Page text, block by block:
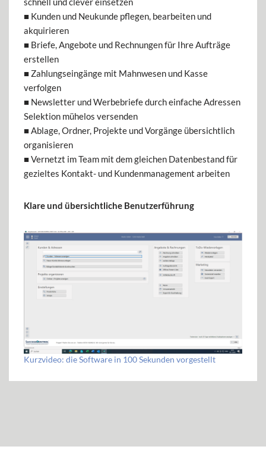
■ Kunden und Neukunde pflegen, bearbeiten und
akquirieren
■ Briefe, Angebote und Rechnungen für Ihre Aufträge
erstellen
■ Zahlungseingänge mit Mahnwesen und Kasse
verfolgen
■ Newsletter und Werbebriefe durch einfache Adressen
Selektion mühelos versenden
■ Ablage, Ordner, Projekte und Vorgänge übersichtlich
organisieren
■ Vernetzt im Team mit dem gleichen Datenbestand für
gezieltes Kontakt- und Kundenmanagement arbeiten
Klare und übersichtliche Benutzerführung
Kurzvideo: die Software in 100 Sekunden vorgestellt